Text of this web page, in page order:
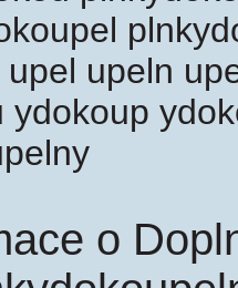
upel upeln
ydokoup
o